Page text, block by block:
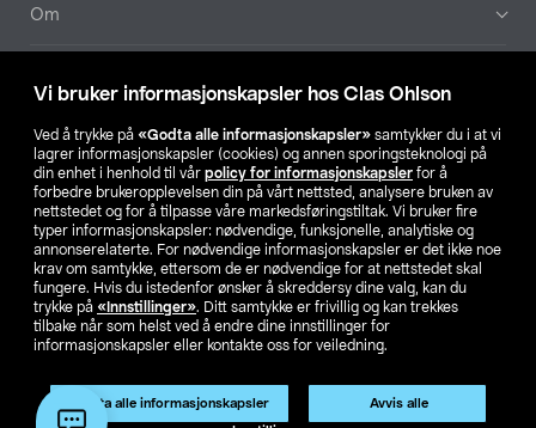
Vi bruker informasjonskapsler hos Clas Ohlson
Ved å trykke på «Godta alle informasjonskapsler» samtykker du i at vi
lagrer informasjonskapsler (cookies) og annen sporingsteknologi på
din enhet i henhold til vår policy for informasjonskapsler for å
forbedre brukeropplevelsen din på vårt nettsted, analysere bruken av
nettstedet og for å tilpasse våre markedsføringstiltak. Vi bruker fire
typer informasjonskapsler: nødvendige, funksjonelle, analytiske og
annonserelaterte. For nødvendige informasjonskapsler er det ikke noe
krav om samtykke, ettersom de er nødvendige for at nettstedet skal
fungere. Hvis du istedenfor ønsker å skreddersy dine valg, kan du
trykke på «Innstillinger». Ditt samtykke er frivillig og kan trekkes
tilbake når som helst ved å endre dine innstillinger for
informasjonskapsler eller kontakte oss for veiledning.
Godta alle informasjonskapsler Avvis alle
Om
Våre selskaper
Finn din butikk
SE NO FI
Privacy statement Medlemsvilkår Kjøpsvilkår For bedrifter